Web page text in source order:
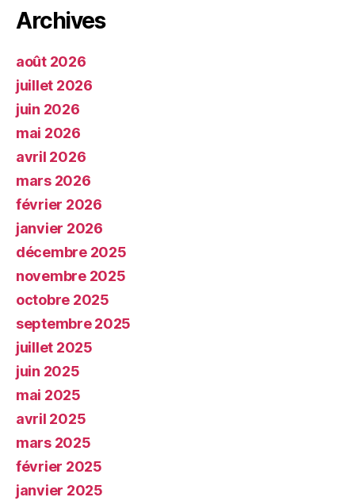
Archives
août 2026
juillet 2026
juin 2026
mai 2026
avril 2026
mars 2026
février 2026
janvier 2026
décembre 2025
novembre 2025
octobre 2025
septembre 2025
juillet 2025
juin 2025
mai 2025
avril 2025
mars 2025
février 2025
janvier 2025